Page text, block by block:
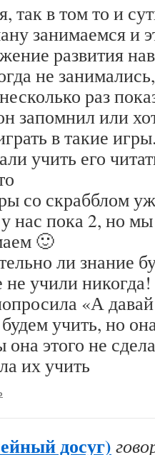
так в том то и
занимаемся и
развития
не
раз
запомнил или
в такие
учить его
со скрабблом
нас пока 2, но
🙂
ли знание
учили никогда!
«А
учить, но
она этого не
их учить
досуг)